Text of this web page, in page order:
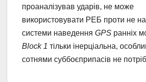
проаналізував ударів, не може
використовувати РЕБ проти не
системи наведення GPS ранніх
Block 1 тільки інерціальна,
сотнями суббоєприпасів не